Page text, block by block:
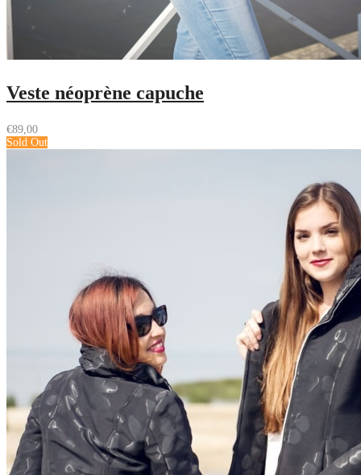
Veste néoprène capuche
€89,00
Sold Out